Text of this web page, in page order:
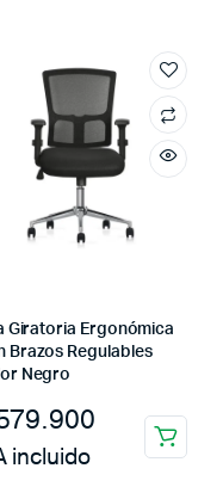
Giratoria Ergonómica
Brazos Regulables
Negro
incluido